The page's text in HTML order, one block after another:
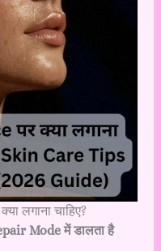
लगाना चाहिए?
Mode में डालता है